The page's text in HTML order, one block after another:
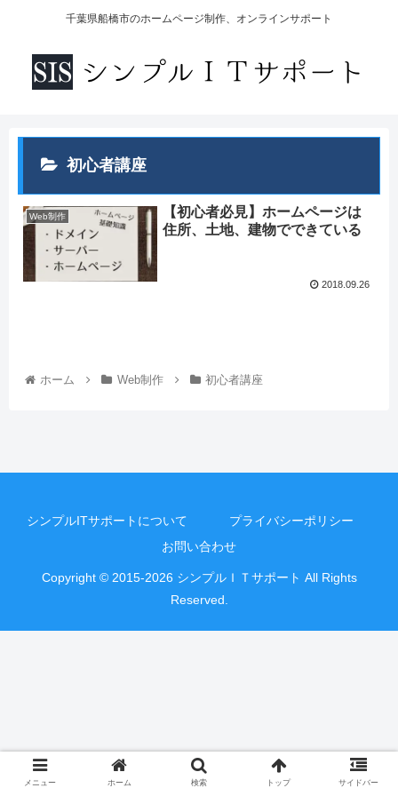
千葉県船橋市のホームページ制作、オンラインサポート
初心者講座
Web制作
【初心者必見】ホームページは
住所、土地、建物でできている
2018.09.26
ホーム Web制作 初心者講座
シンプルITサポートについて
プライバシーポリシー
お問い合わせ
Copyright © 2015-2026 シンプルＩＴサポート All Rights
Reserved.
メニュー ホーム 検索 トップ サイドバー